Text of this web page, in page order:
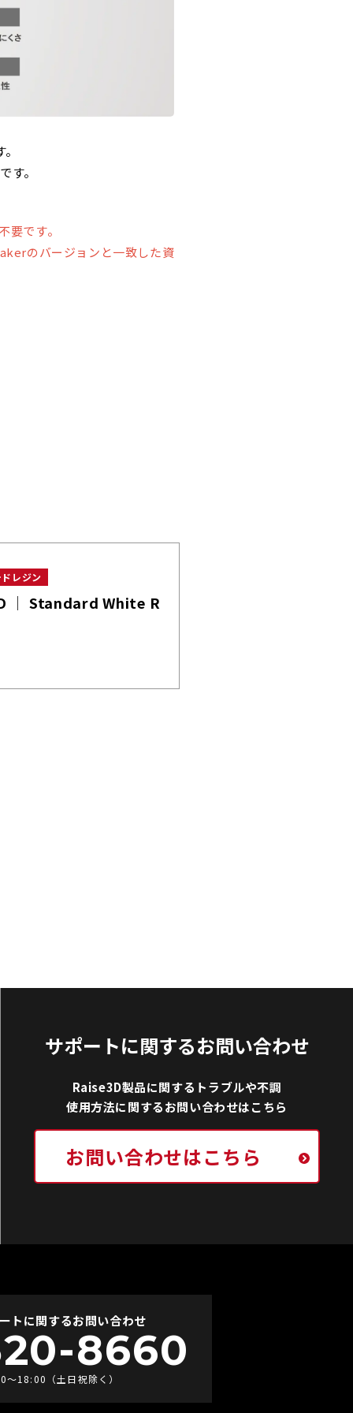
す。
です。
のバージョンと一致した資
レジン
│ Standard White R
サポートに関するお問い合わせ
Raise3D製品に関するトラブルや不調
使用方法に関するお問い合わせはこちら
お問い合わせはこちら
トに関するお問い合わせ
8660
18:00（土日祝除く）